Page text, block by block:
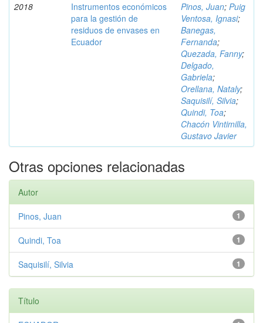
2018
Instrumentos económicos
para la gestión de
residuos de envases en
Ecuador
Pinos, Juan; Puig
Ventosa, Ignasi;
Banegas,
Fernanda;
Quezada, Fanny;
Delgado,
Gabriela;
Orellana, Nataly;
Saquisilí, Silvia;
Quindi, Toa;
Chacón Vintimilla,
Gustavo Javier
Otras opciones relacionadas
Autor
1
Pinos, Juan
1
Quindi, Toa
1
Saquisilí, Silvia
Título